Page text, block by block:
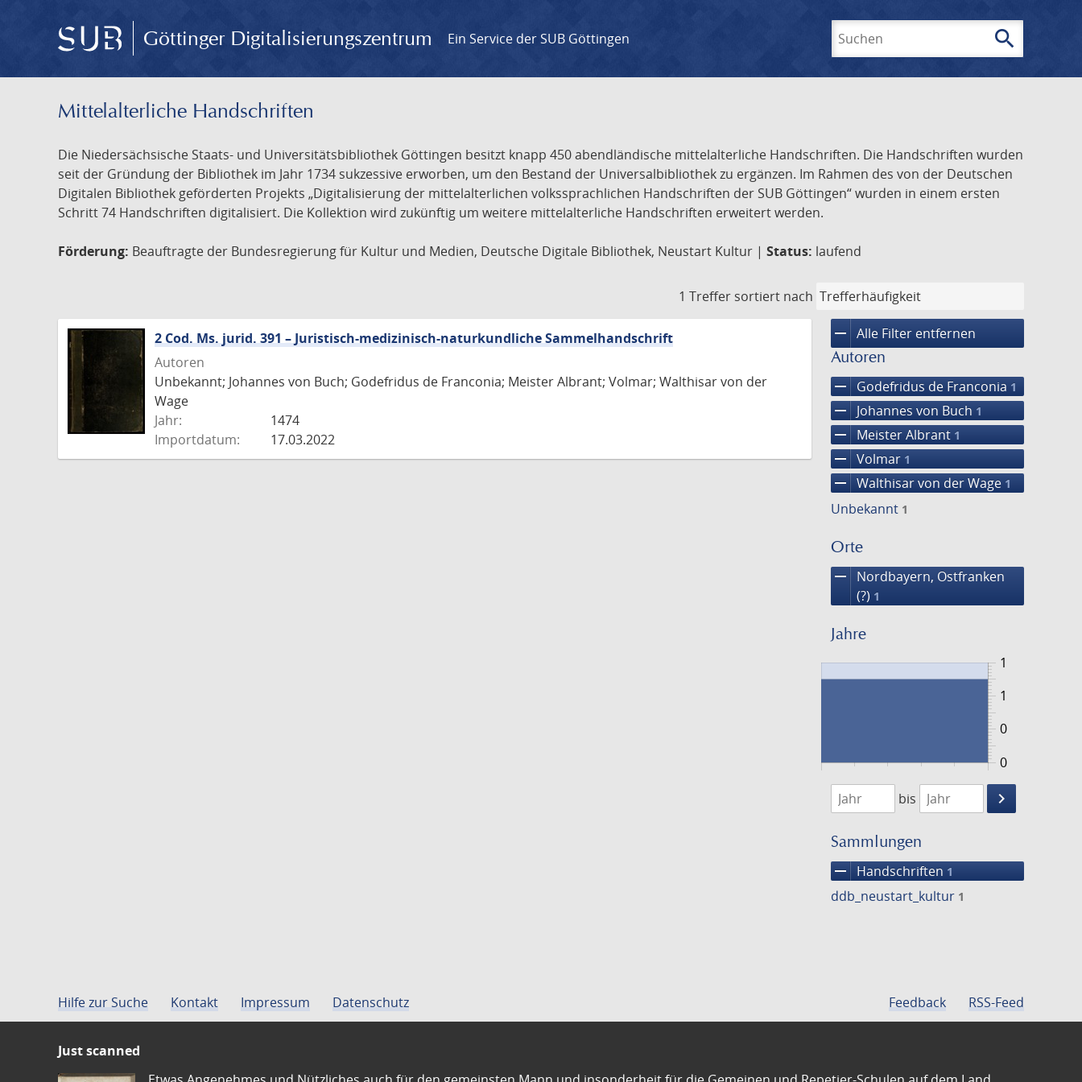
Göttinger Digitalisierungszentrum Ein Service der SUB Göttingen search
Mittelalterliche Handschriften
Die Niedersächsische Staats- und Universitätsbibliothek Göttingen besitzt knapp 450 abendländische mittelalterliche Handschriften. Die Handschriften wurden
seit der Gründung der Bibliothek im Jahr 1734 sukzessive erworben, um den Bestand der Universalbibliothek zu ergänzen. Im Rahmen des von der Deutschen
Digitalen Bibliothek geförderten Projekts „Digitalisierung der mittelalterlichen volkssprachlichen Handschriften der SUB Göttingen“ wurden in einem ersten
Schritt 74 Handschriften digitalisiert. Die Kollektion wird zukünftig um weitere mittelalterliche Handschriften erweitert werden.
Förderung: Beauftragte der Bundesregierung für Kultur und Medien, Deutsche Digitale Bibliothek, Neustart Kultur | Status: laufend
1 Treffer sortiert nach
remove Alle Filter entfernen
Autoren
remove Godefridus de Franconia 1
remove Johannes von Buch 1
remove Meister Albrant 1
remove Volmar 1
remove Walthisar von der Wage 1
Unbekannt 1
Orte
remove
Nordbayern, Ostfranken
(?) 1
Jahre
0
1
0
1
1474
1475
bis
keyboard_arrow_right
Suche
Sammlungen
remove Handschriften 1
ddb_neustart_kultur 1
2 Cod. Ms. jurid. 391 – Juristisch-medizinisch-naturkundliche Sammelhandschrift
Autoren
Unbekannt; Johannes von Buch; Godefridus de Franconia; Meister Albrant; Volmar; Walthisar von der
Wage
Jahr:
1474
Importdatum:
17.03.2022
Hilfe zur Suche Kontakt Impressum Datenschutz Feedback RSS-Feed
Just scanned